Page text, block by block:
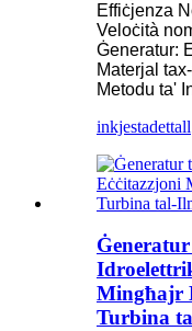
Effiċjenza
Veloċità
Ġeneratur:
Materjal
Metodu ta'
inkjestadettall
Mingħajr
Turbina